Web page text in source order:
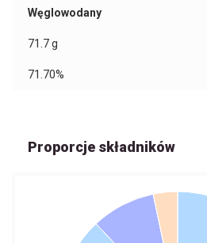
Węglowodany
71.7g
71.70%
Proporcje składników